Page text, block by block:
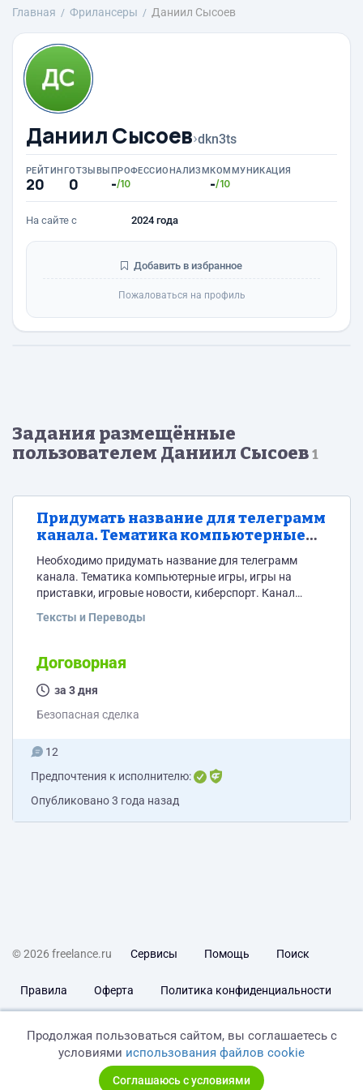
Главная Фрилансеры Даниил Сысоев
Даниил Сысоев›dkn3ts
РЕЙТИНГ
20
ОТЗЫВЫ
0
ПРОФЕССИОНАЛИЗМ
-/10
КОММУНИКАЦИЯ
-/10
На сайте с 2024 года
Добавить в избранное
Пожаловаться на профиль
Задания размещённые
пользователем Даниил Сысоев 1
Придумать название для телеграмм
канала. Тематика компьютерные
игры.
Необходимо придумать название для телеграмм
канала. Тематика компьютерные игры, игры на
приставки, игровые новости, киберспорт. Канал
Тексты и Переводы
Договорная
за 3 дня
Безопасная сделка
12
Предпочтения к исполнителю:
Опубликовано3 года назад
© 2026 freelance.ru Сервисы Помощь Поиск
Правила Оферта Политика конфиденциальности
Продолжая пользоваться сайтом, вы соглашаетесь с
условиями использования файлов cookie
Соглашаюсь с условиями